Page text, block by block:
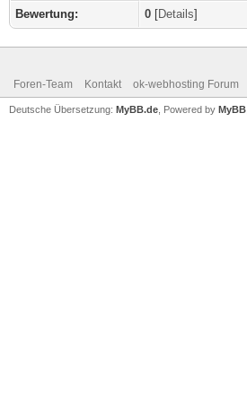
Bewertung: 0 [Details]
Foren-Team Kontakt ok-webhosting Forum
Deutsche Übersetzung: MyBB.de , Powered by MyBB